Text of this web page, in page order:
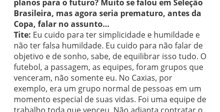
planos para o futuro? Muito se falou em Seleção
Brasileira, mas agora seria prematuro, antes da
Copa, falar no assunto…
Tite: Eu cuido para ter simplicidade e humildade e
não ter falsa humildade. Eu cuido para não falar de
objetivo e de sonho, sabe, de equilibrar isso tudo. O
futebol, a passagem, as equipes, foram grupos que
venceram, não somente eu. No Caxias, por
exemplo, era um grupo normal de pessoas em um
momento especial de suas vidas. Foi uma equipe de